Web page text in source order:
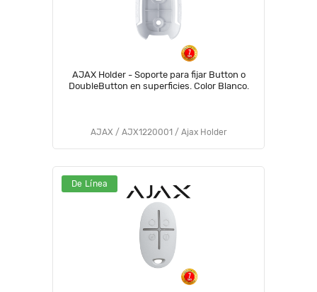
AJAX Holder - Soporte para fijar Button o
DoubleButton en superficies. Color Blanco.
AJAX / AJX1220001 / Ajax Holder
De Línea